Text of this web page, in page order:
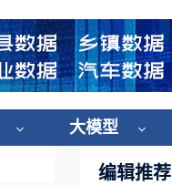
大模型
编辑推荐